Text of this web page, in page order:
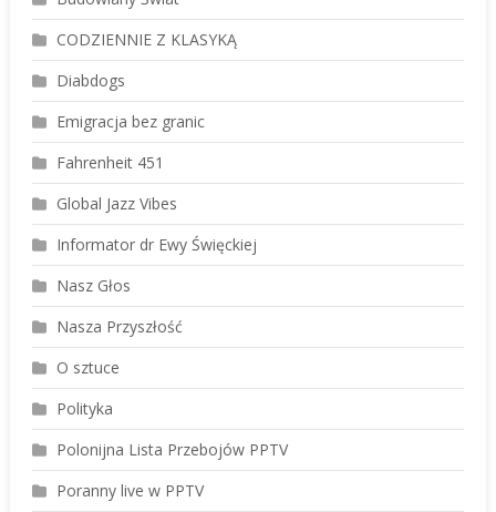
CODZIENNIE Z KLASYKĄ
Diabdogs
Emigracja bez granic
Fahrenheit 451
Global Jazz Vibes
Informator dr Ewy Święckiej
Nasz Głos
Nasza Przyszłość
O sztuce
Polityka
Polonijna Lista Przebojów PPTV
Poranny live w PPTV